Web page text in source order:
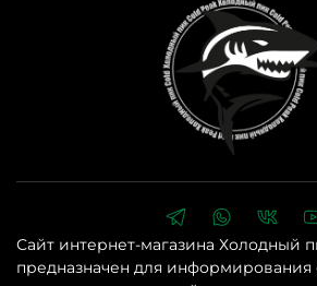
за 290 руб. с доставкой по всей
Внимание! Перед оформлением
просьба уточнять наличие, цену и
товара по телефонам +7 (499) 390-
48 либо по e-mail: cold-peak@mail.ru
«Холодный Пик» cold-peak.ru
Сайт интернет-магазина Холодный
предназначен для информирования